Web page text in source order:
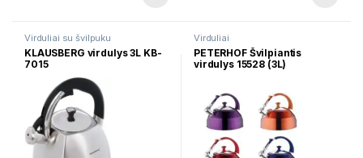
Virduliai su švilpuku
KLAUSBERG virdulys 3L KB-
7015
Virduliai
PETERHOF Švilpiantis
virdulys 15528 (3L)